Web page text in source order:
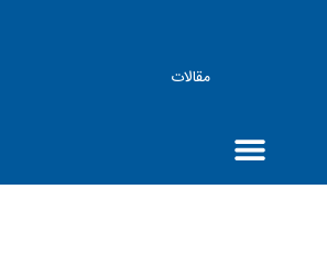
مقالات